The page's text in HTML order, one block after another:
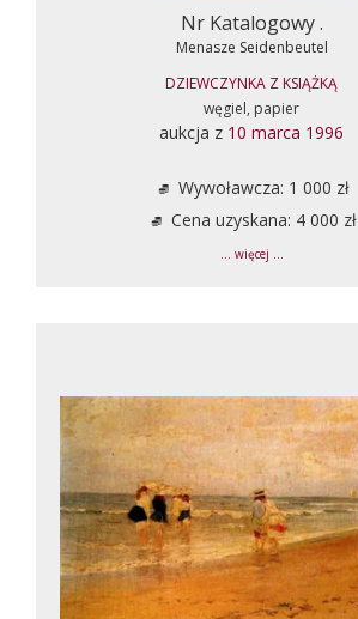
Nr Katalogowy .
Menasze Seidenbeutel
DZIEWCZYNKA Z KSIĄŻKĄ
węgiel, papier
aukcja z 10 marca 1996
Wywoławcza: 1 000 zł
Cena uzyskana: 4 000 zł
... więcej ...